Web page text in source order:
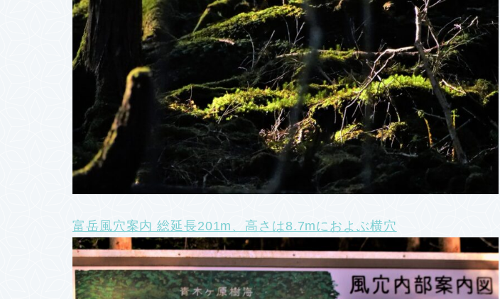
富岳風穴案内 総延長201m、高さは8.7mにおよぶ横穴